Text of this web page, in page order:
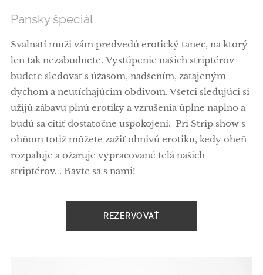
Pansky špeciál
Svalnatí muži vám predvedú erotický tanec, na ktorý
len tak nezabudnete. Vystúpenie našich striptérov
budete sledovať s úžasom, nadšením, zatajeným
dychom a neutíchajúcim obdivom. Všetci sledujúci si
užijú zábavu plnú erotiky a vzrušenia úplne naplno a
budú sa cítiť dostatočne uspokojení. Pri Strip show s
ohňom totiž môžete zažiť ohnivú erotiku, kedy oheň
rozpaľuje a ožaruje vypracované telá našich
striptérov. . Bavte sa s nami!
REZERVOVAŤ